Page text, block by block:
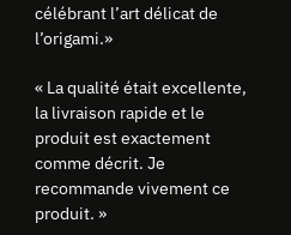
célébrant l’art délicat de
l’origami.»
« La qualité était excellente,
la livraison rapide et le
produit est exactement
comme décrit. Je
recommande vivement ce
produit. »